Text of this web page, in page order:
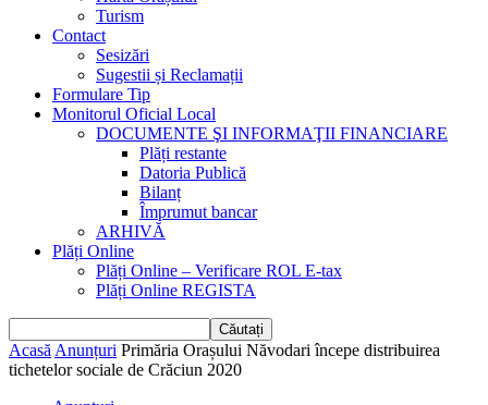
Turism
Contact
Sesizări
Sugestii și Reclamații
Formulare Tip
Monitorul Oficial Local
DOCUMENTE ŞI INFORMAŢII FINANCIARE
Plăți restante
Datoria Publică
Bilanț
Împrumut bancar
ARHIVĂ
Plăți Online
Plăți Online – Verificare ROL E-tax
Plăți Online REGISTA
Acasă Anunțuri Primăria Orașului Năvodari începe distribuirea
tichetelor sociale de Crăciun 2020